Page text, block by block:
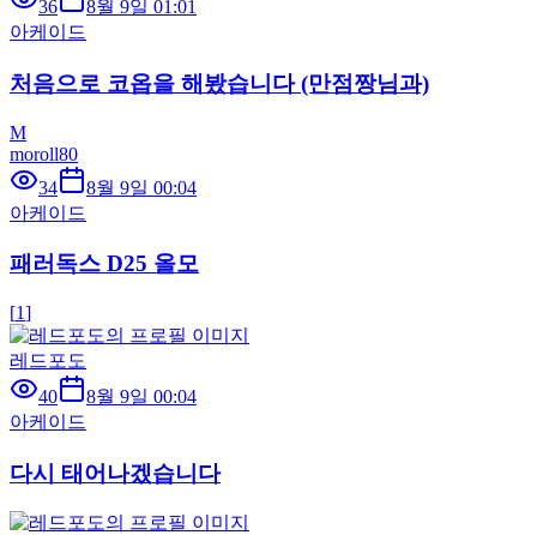
36
8월 9일 01:01
아케이드
처음으로 코옵을 해봤습니다 (만점짱님과)
M
moroll80
34
8월 9일 00:04
아케이드
패러독스 D25 올모
[1]
레드포도
40
8월 9일 00:04
아케이드
다시 태어나겠습니다